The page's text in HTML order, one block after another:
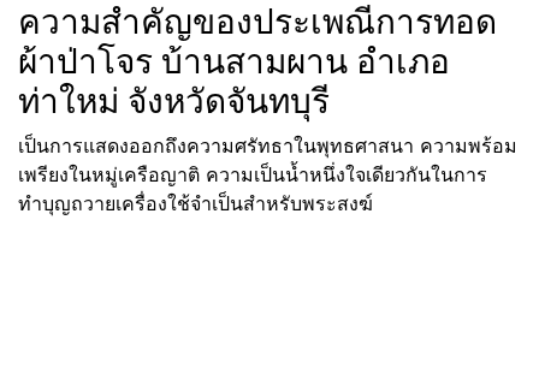
ความสำคัญของประเพณีการทอด
ผ้าป่าโจร บ้านสามผาน อำเภอ
ท่าใหม่ จังหวัดจันทบุรี
เป็นการแสดงออกถึงความศรัทธาในพุทธศาสนา ความพร้อม
เพรียงในหมู่เครือญาติ ความเป็นน้ำหนึ่งใจเดียวกันในการ
ทำบุญถวายเครื่องใช้จำเป็นสำหรับพระสงฆ์